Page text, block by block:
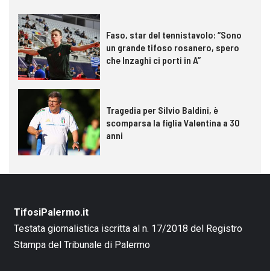
Faso, star del tennistavolo: “Sono
un grande tifoso rosanero, spero
che Inzaghi ci porti in A”
Tragedia per Silvio Baldini, è
scomparsa la figlia Valentina a 30
anni
TifosiPalermo.it
Testata giornalistica iscritta al n. 17/2018 del Registro
Stampa del Tribunale di Palermo